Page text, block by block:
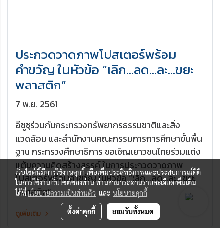
ประกวดวาดภาพโปสเตอร์พร้อม
คำขวัญ ในหัวข้อ “เลิก...ลด...ละ...ขยะ
พลาสติก”
7 พ.ย. 2561
อีซูซุร่วมกับกระทรวงทรัพยากรธรรมชาติและสิ่ง
แวดล้อม และสำนักงานคณะกรรมการการศึกษาขั้นพื้น
ฐาน กระทรวงศึกษาธิการ ขอเชิญเยาวชนไทยร่วมแต่ง
แต้มความคิดสร้างสรรค์ ในการประกวดวาดภาพ
โปสเตอร์พร้อมคำขวัญ ในหัวข้อ “เลิก...ลด...ละ...ขยะ
พลาสติก”
ดูเพิ่มเติม
เว็บไซต์นี้มีการใช้งานคุกกี้ เพื่อเพิ่มประสิทธิภาพและประสบการณ์ที่ดี
ในการใช้งานเว็บไซต์ของท่าน ท่านสามารถอ่านรายละเอียดเพิ่มเติม
ได้ที่นโยบายความเป็นส่วนตัว และ นโยบายคุกกี้
ตั้งค่าคุกกี้ ยอมรับทั้งหมด